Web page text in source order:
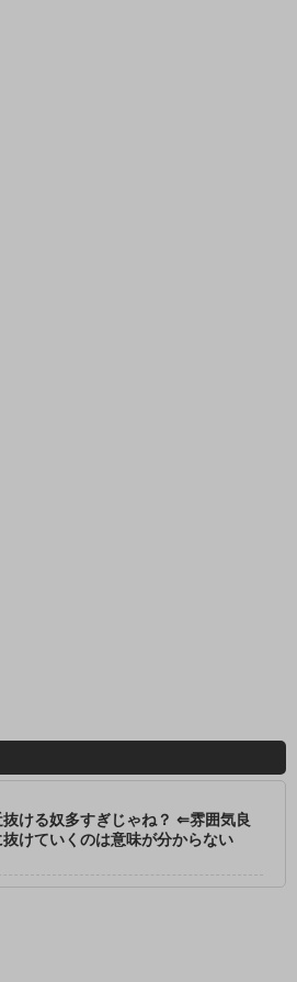
抜ける奴多すぎじゃね？ ⇐雰囲気良
抜けていくのは意味が分からない